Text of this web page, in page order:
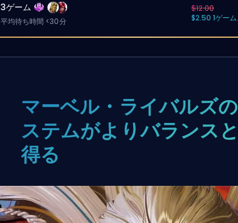
3ゲーム
平均待ち時間 <30分
$12.00
$2.50 1ゲーム
マーベル・ライバルズ
ステムがよりバランス
得る